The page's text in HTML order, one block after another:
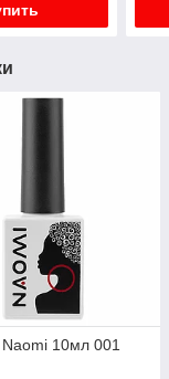
Naomi 10мл 001